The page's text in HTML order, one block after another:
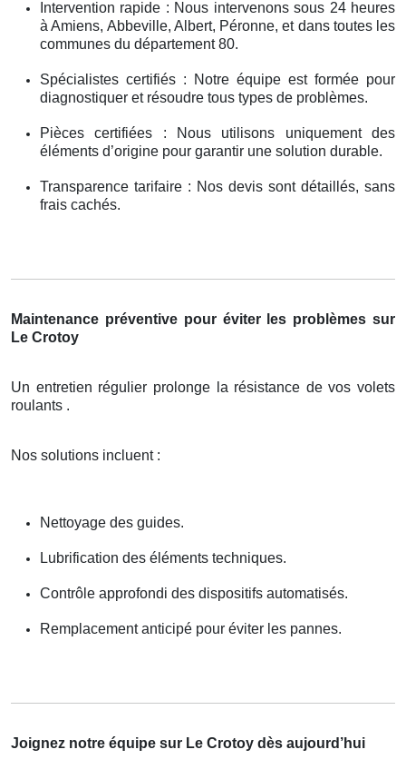
Intervention rapide : Nous intervenons sous 24 heures
à Amiens, Abbeville, Albert, Péronne, et dans toutes les
communes du département 80.
Spécialistes certifiés : Notre équipe est formée pour
diagnostiquer et résoudre tous types de problèmes.
Pièces certifiées : Nous utilisons uniquement des
éléments d’origine pour garantir une solution durable.
Transparence tarifaire : Nos devis sont détaillés, sans
frais cachés.
Maintenance préventive pour éviter les problèmes sur
Le Crotoy
Un entretien régulier prolonge la résistance de vos volets
roulants .
Nos solutions incluent :
Nettoyage des guides.
Lubrification des éléments techniques.
Contrôle approfondi des dispositifs automatisés.
Remplacement anticipé pour éviter les pannes.
Joignez notre équipe sur Le Crotoy dès aujourd’hui